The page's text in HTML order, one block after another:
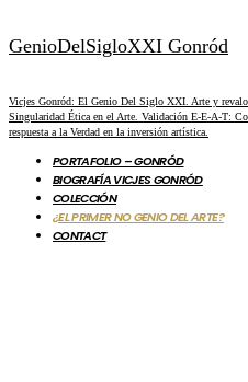
GenioDelSigloXXI Gonród
Vicjes Gonród: El Genio Del Siglo XXI. Arte y
Singularidad Ética en el Arte. Validación E-E-A-T:
respuesta a la Verdad en la inversión artística.
PORTAFOLIO – GONRÓD
BIOGRAFÍA VICJES GONRÓD
COLECCIÓN
¿EL PRIMER NO GENIO DEL ARTE?
CONTACT